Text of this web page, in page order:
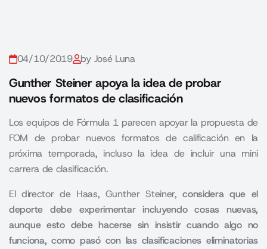
04/10/2019 by José Luna
Gunther Steiner apoya la idea de probar
nuevos formatos de clasificación
Los equipos de Fórmula 1 parecen apoyar la propuesta de
FOM de probar nuevos formatos de calificación en la
próxima temporada, incluso la idea de incluir una mini
carrera de clasificación.
El director de Haas, Gunther Steiner,considera que el
deporte debe experimentar incluyendo cosas nuevas,
aunque esto debe hacerse sin insistir cuando algo no
funciona, como pasó con las clasificaciones eliminatorias